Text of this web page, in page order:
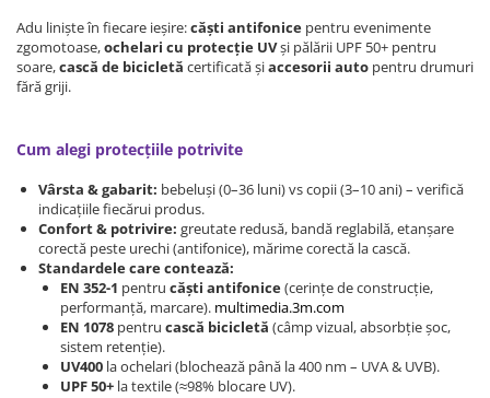
Accesorii auto copii
Haine & accesorii plaja
Ochelari de soare
Palarii protectie UV
Accesorii plaja
Puericultura mare
Somnul bebelusului
Carucioare si scaune auto
Tarcuri copii / bebelusi
Scaune masa
Adu liniște în fiecare ieșire:căști antifonice pentru evenimente
zgomotoase,ochelari cu protecție UVși pălării UPF 50+ pentru
soare,cască de bicicletă certificată șiaccesorii auto pentru drumuri
fără griji.
Cum alegi protecțiile potrivite
Vârsta & gabarit: bebeluși (0–36 luni) vs copii (3–10 ani) – verifică
indicațiile fiecărui produs.
Confort & potrivire: greutate redusă, bandă reglabilă, etanșare
corectă peste urechi (antifonice), mărime corectă la cască.
Standardele care contează:
EN 352-1 pentru căști antifonice(cerințe de construcție,
performanță, marcare). multimedia.3m.com
EN 1078 pentru cască bicicletă (câmp vizual, absorbție șoc,
sistem retenție).
UV400 la ochelari (blochează până la 400 nm – UVA & UVB).
UPF 50+ la textile (≈98% blocare UV).